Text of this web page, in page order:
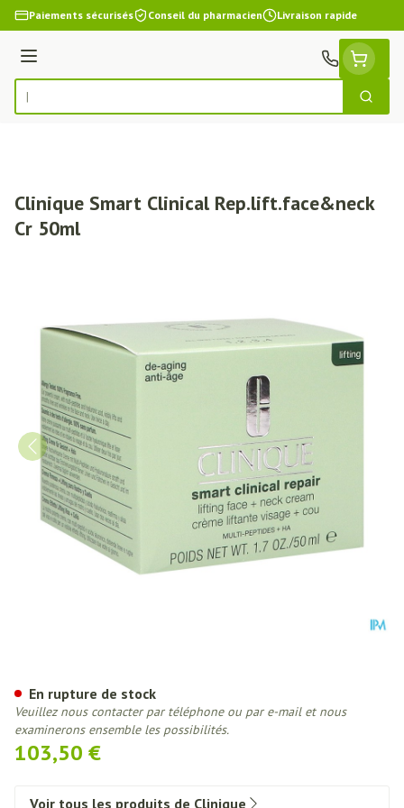
Aller au contenu
Paiements sécurisés Conseil du pharmacien Livraison rapide
Menu
Rechercher
Clinique Smart Clinical Rep.lift.face&neck
Cr 50ml
103,50 €
En rupture de stock
Veuillez nous contacter par téléphone ou par e-mail et nous
examinerons ensemble les possibilités.
Voir tous les produits de Clinique